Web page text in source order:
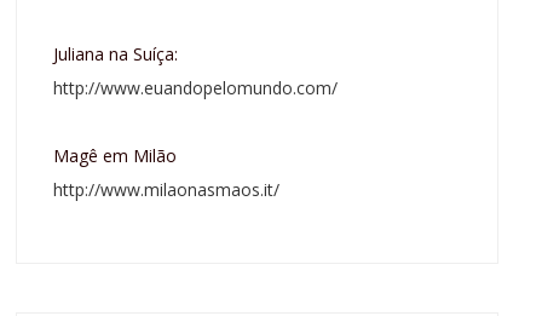
Juliana na Suíça:
http://www.euandopelomundo.com/
Magê em Milão
http://www.milaonasmaos.it/